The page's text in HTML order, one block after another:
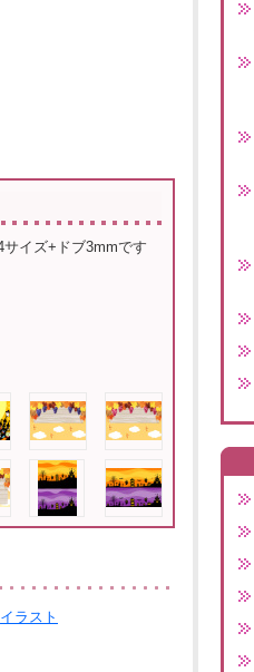
イズ+ドブ3mmです
イラスト